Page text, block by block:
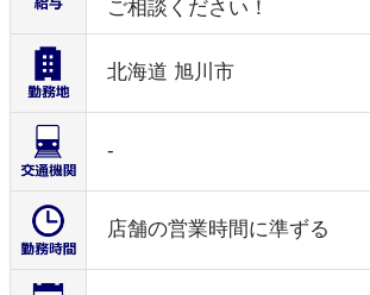
ご相談ください！
北海道 旭川市
-
店舗の営業時間に準ずる